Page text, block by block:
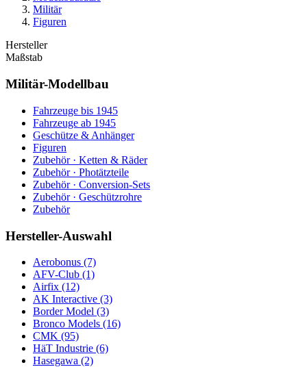
Militär
Figuren
Hersteller
Maßstab
Militär-Modellbau
Fahrzeuge bis 1945
Fahrzeuge ab 1945
Geschütze & Anhänger
Figuren
Zubehör · Ketten & Räder
Zubehör · Photätzteile
Zubehör · Conversion-Sets
Zubehör · Geschützrohre
Zubehör
Hersteller-Auswahl
Aerobonus (7)
AFV-Club (1)
Airfix (12)
AK Interactive (3)
Border Model (3)
Bronco Models (16)
CMK (95)
HäT Industrie (6)
Hasegawa (2)